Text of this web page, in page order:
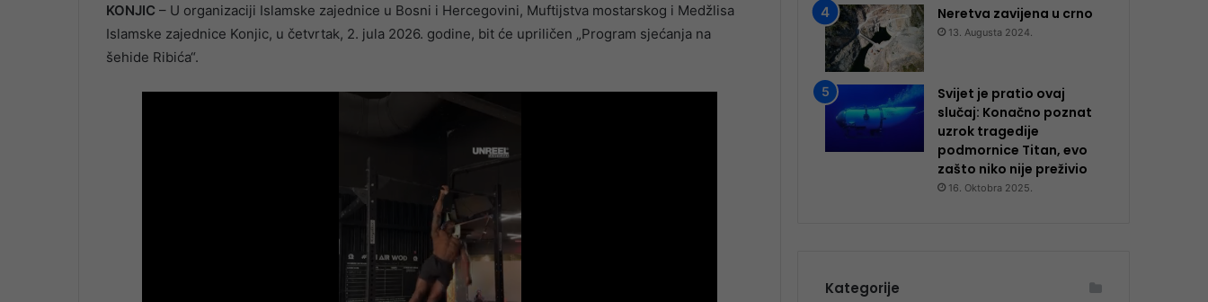
KONJIC – U organizaciji Islamske zajednice u Bosni i Hercegovini, Muftijstva mostarskog i Medžlisa
Islamske zajednice Konjic, u četvrtak, 2. jula 2026. godine, bit će upriličen „Program sjećanja na
šehide Ribića“.
Neretva zavijena u crno
13. Augusta 2024.
Svijet je pratio ovaj
slučaj: Konačno poznat
uzrok tragedije
podmornice Titan, evo
zašto niko nije preživio
16. Oktobra 2025.
Kategorije